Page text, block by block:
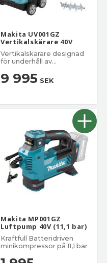
Makita UV001GZ
Vertikalskärare 40V
Vertikalskärare designad
för underhåll av
9 995 SEK
Makita MP001GZ
Luftpump 40V (11,1 bar)
Kraftfull Batteridriven
minikompressor på 11,1 bar